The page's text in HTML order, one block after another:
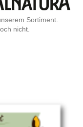
Sortiment.
nicht.